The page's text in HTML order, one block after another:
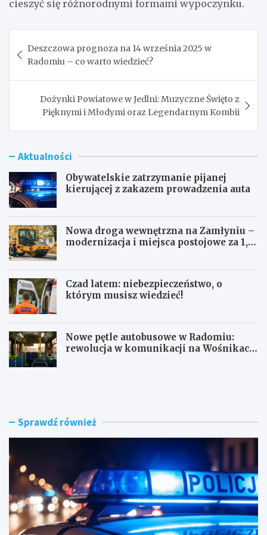
cieszyć się różnorodnymi formami wypoczynku.
wpisu
Deszczowa prognoza na 14 września 2025 w
Radomiu – co warto wiedzieć?
Dożynki Powiatowe w Jedlni: Muzyczne Święto z
Pięknymi i Młodymi oraz Legendarnym Kombii
Aktualności
Obywatelskie zatrzymanie pijanej
kierującej z zakazem prowadzenia auta
Nowa droga wewnętrzna na Zamłyniu –
modernizacja i miejsca postojowe za 1,1
Czad latem: niebezpieczeństwo, o
którym musisz wiedzieć!
Nowe pętle autobusowe w Radomiu:
rewolucja w komunikacji na Wośnikach,
O
t
s
k
z
a
t
N
r
a
w
n
ę
t
Sprawdź również